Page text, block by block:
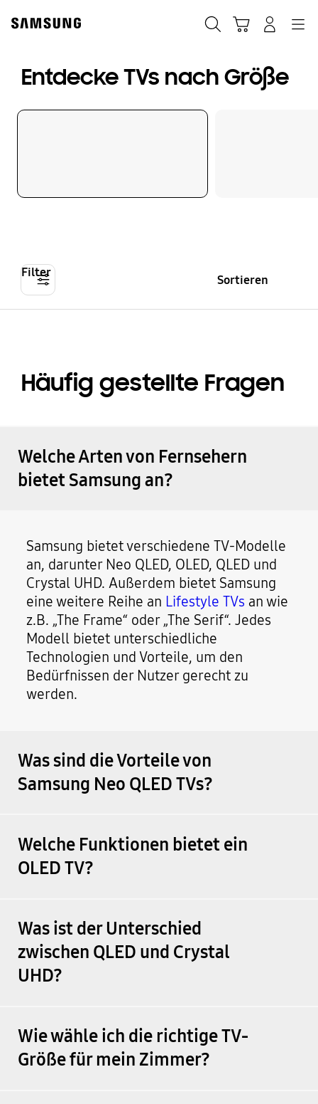
content
accessibility
Entdecke TVs nach Größe
Filter Sortieren
Häufig gestellte Fragen
Welche Arten von Fernsehern
bietet Samsung an?
Samsung bietet verschiedene TV-Modelle
an, darunter Neo QLED, OLED, QLED und
Crystal UHD. Außerdem bietet Samsung
eine weitere Reihe an Lifestyle TVs an wie
z.B. „The Frame“ oder „The Serif“. Jedes
Modell bietet unterschiedliche
Technologien und Vorteile, um den
Bedürfnissen der Nutzer gerecht zu
werden.
Was sind die Vorteile von
Samsung Neo QLED TVs?
Welche Funktionen bietet ein
OLED TV?
Was ist der Unterschied
zwischen QLED und Crystal
UHD?
Wie wähle ich die richtige TV-
Größe für mein Zimmer?